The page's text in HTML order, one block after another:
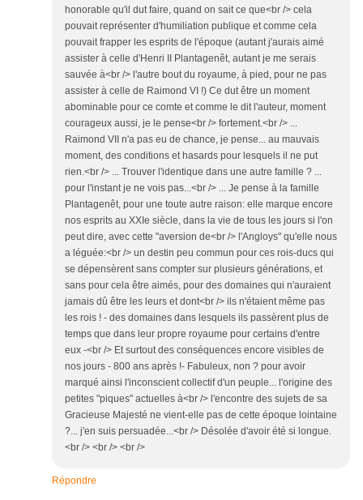
honorable qu'il dut faire, quand on sait ce que<br /> cela
pouvait représenter d'humiliation publique et comme cela
pouvait frapper les esprits de l'époque (autant j'aurais aimé
assister à celle d'Henri II Plantagenêt, autant je me serais
sauvée à<br /> l'autre bout du royaume, à pied, pour ne pas
assister à celle de Raimond VI !) Ce dut être un moment
abominable pour ce comte et comme le dit l'auteur, moment
courageux aussi, je le pense<br /> fortement.<br /> ...
Raimond VII n'a pas eu de chance, je pense... au mauvais
moment, des conditions et hasards pour lesquels il ne put
rien.<br /> ... Trouver l'identique dans une autre famille ? ...
pour l'instant je ne vois pas...<br /> ... Je pense à la famille
Plantagenêt, pour une toute autre raison: elle marque encore
nos esprits au XXIe siècle, dans la vie de tous les jours si l'on
peut dire, avec cette "aversion de<br /> l'Angloys" qu'elle nous
a léguée:<br /> un destin peu commun pour ces rois-ducs qui
se dépensèrent sans compter sur plusieurs générations, et
sans pour cela être aimés, pour des domaines qui n'auraient
jamais dû être les leurs et dont<br /> ils n'étaient même pas
les rois ! - des domaines dans lesquels ils passèrent plus de
temps que dans leur propre royaume pour certains d'entre
eux -<br /> Et surtout des conséquences encore visibles de
nos jours - 800 ans après !- Fabuleux, non ? pour avoir
marqué ainsi l'inconscient collectif d'un peuple... l'origine des
petites "piques" actuelles à<br /> l'encontre des sujets de sa
Gracieuse Majesté ne vient-elle pas de cette époque lointaine
?... j'en suis persuadée...<br /> Désolée d'avoir été si longue.
<br /> <br /> <br />
Répondre